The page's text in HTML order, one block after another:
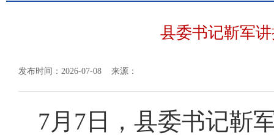
县委书记靳军
发布时间：2026-07-08 来源：
7月7日，县委书记靳